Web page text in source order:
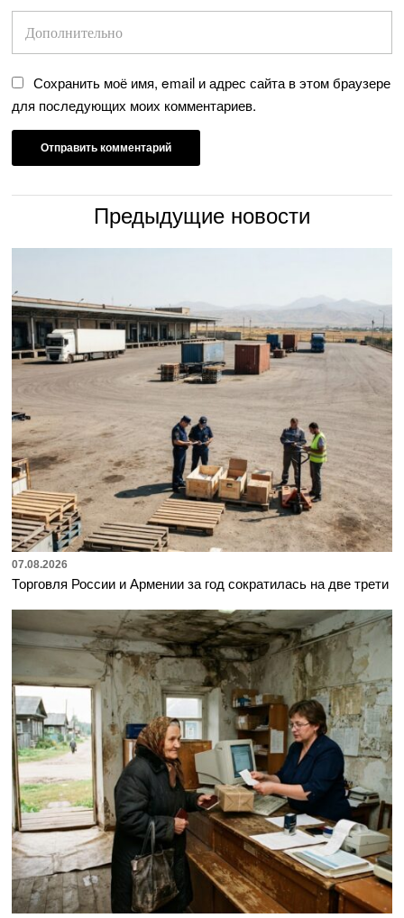
Сохранить моё имя, email и адрес сайта в этом браузере
для последующих моих комментариев.
Предыдущие новости
07.08.2026
Торговля России и Армении за год сократилась на две трети